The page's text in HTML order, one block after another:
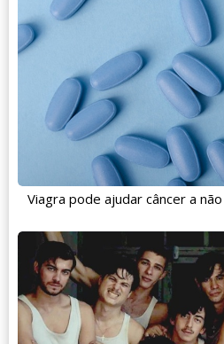
Viagra pode ajudar câncer a